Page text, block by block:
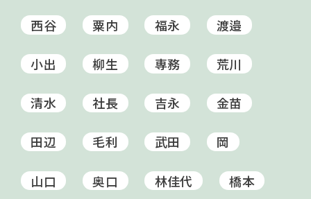
西谷 粟内 福永 渡邉
小出 柳生 専務 荒川
清水 社長 吉永 金苗
田辺 毛利 武田 岡
山口 奥口 林佳代 橋本